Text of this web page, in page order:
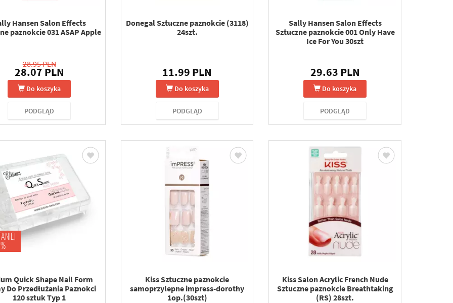
Hansen Salon Effects
paznokcie 031 ASAP Apple
28.95 PLN
28.07 PLN
Do koszyka
PODGLĄD
Donegal Sztuczne paznokcie (3118)
24szt.
11.99 PLN
Do koszyka
PODGLĄD
Sally Hansen Salon Effects
Sztuczne paznokcie 001 Only Have
Ice For You 30szt
29.63 PLN
Do koszyka
PODGLĄD
Quick Shape Nail Form
Do Przedłużania Paznokci
120 sztuk Typ 1
Kiss Sztuczne paznokcie
samoprzylepne impress-dorothy
1op.(30szt)
Kiss Salon Acrylic French Nude
Sztuczne paznokcie Breathtaking
(RS) 28szt.